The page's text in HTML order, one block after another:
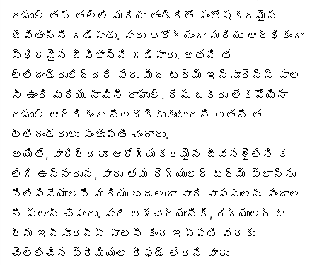
రాహుల్ తన తల్లి మరియు తండ్రితో సంతోషకరమైన
జీవితాన్ని గడిపాడు. వారు ఆరోగ్యంగా మరియు ఆర్థికంగా
స్థిరమైన జీవితాన్ని గడిపారు. అతని త
ల్లిదండ్రులిద్దరి పేరు మీద టర్మ్ ఇన్సూరెన్స్ పాల
సీ ఉంది మరియు నామినీ రాహుల్. రేపు ఒకరు లేకపోయినా
రాహుల్ ఆర్థికంగా నిలదొక్కుకుంటారని అతని త
ల్లిదండ్రులు సంతృప్తి చెందారు.
అయితే, వారిద్దరూ ఆరోగ్యకరమైన జీవనశైలిని క
లిగి ఉన్నందున, వారు తమ రెగ్యులర్ టర్మ్ ప్లాన్‌ను
నిలిపివేయాలని మరియు బదులుగా వారి వాపసులను పొందాల
ని ప్లాన్ చేసారు. వారి ఆశ్చర్యానికి, రెగ్యులర్ ట
ర్మ్ ఇన్సూరెన్స్ పాలసీ కింద ఇప్పటి వరకు
చెల్లించిన ప్రీమియంల రీఫండ్ లేదని వారు